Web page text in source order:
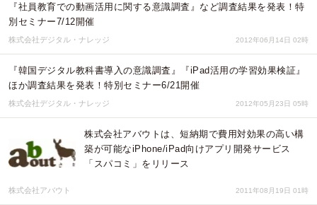
『社員教育での動画活用に関する意識調査』など調査結果を発表！特
別セミナー7/12開催
株式会社デジタル・ナレッジ 2012年06月14日 02時
『韓国デジタル教科書導入の意識調査』『iPad活用の学習効果検証』
ほか調査結果を発表！特別セミナー6/21開催
株式会社デジタル・ナレッジ 2012年05月23日 05時
株式会社アバウトは、短納期で費用対効果の高い構
築が可能なiPhone/iPad向けアプリ開発サービス
「スパコミ」をリリース
株式会社アバウト 2011年08月19日 01時